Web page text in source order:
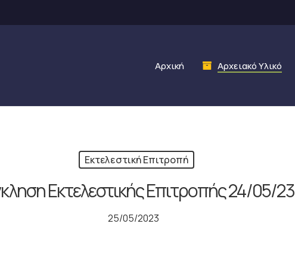
Αρχική Αρχειακό Υλικό
Εκτελεστική Επιτροπή
Εκτελεστικής Επιτροπής 24/05/23
25/05/2023